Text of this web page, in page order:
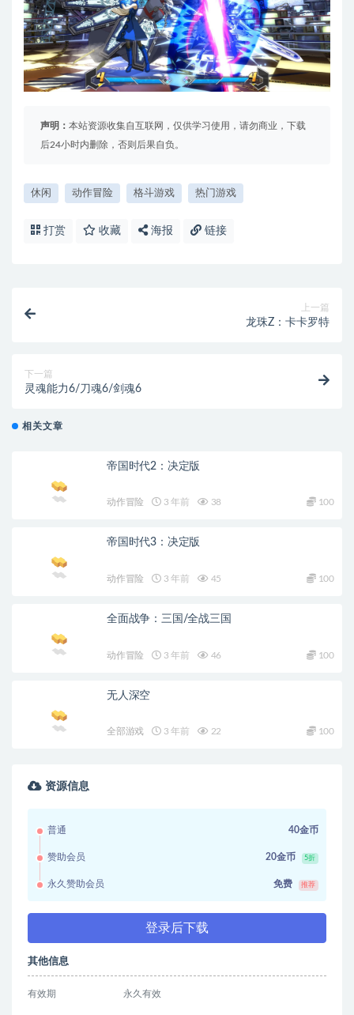
声明： 本站资源收集自互联网，仅供学习使用，请勿商业，下载
后24小时内删除，否则后果自负。
休闲 动作冒险 格斗游戏 热门游戏
打赏 收藏 海报 链接
上一篇
龙珠Z：卡卡罗特
下一篇
灵魂能力6/刀魂6/剑魂6
相关文章
帝国时代2：决定版
动作冒险 3 年前 38 100
帝国时代3：决定版
动作冒险 3 年前 45 100
全面战争：三国/全战三国
动作冒险 3 年前 46 100
无人深空
全部游戏 3 年前 22 100
资源信息
普通 40金币
赞助会员 20金币 5折
永久赞助会员 免费 推荐
登录后下载
其他信息
有效期 永久有效